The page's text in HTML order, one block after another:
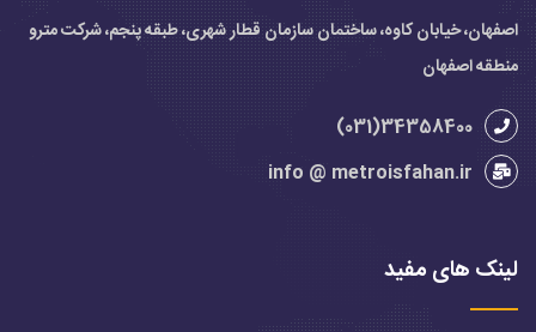
اصفهان، خیابان کاوه، ساختمان سازمان قطار شهری، طبقه پنجم، شرکت مترو
منطقه اصفهان
34358400(031)
info @ metroisfahan.ir
لینک های مفید